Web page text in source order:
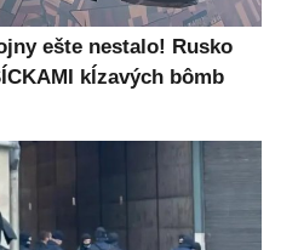
ešte nestalo! Rusko
kĺzavých bômb